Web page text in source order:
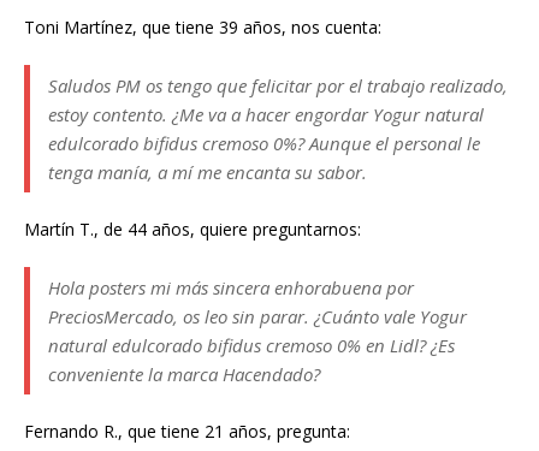
Toni Martínez, que tiene 39 años, nos cuenta:
Saludos PM os tengo que felicitar por el trabajo realizado,
estoy contento. ¿Me va a hacer engordar Yogur natural
edulcorado bifidus cremoso 0%? Aunque el personal le
tenga manía, a mí me encanta su sabor.
Martín T., de 44 años, quiere preguntarnos:
Hola posters mi más sincera enhorabuena por
PreciosMercado, os leo sin parar. ¿Cuánto vale Yogur
natural edulcorado bifidus cremoso 0% en Lidl? ¿Es
conveniente la marca Hacendado?
Fernando R., que tiene 21 años, pregunta: